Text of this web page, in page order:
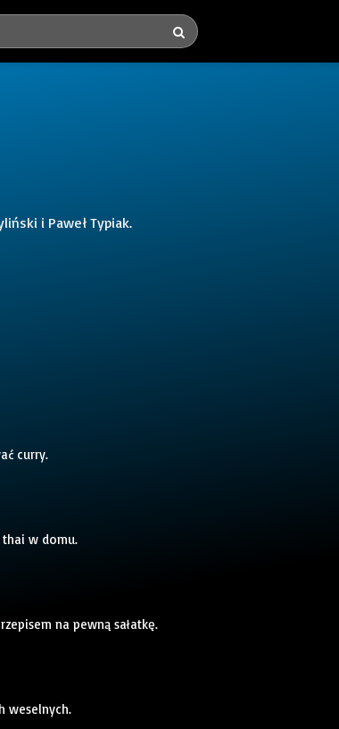
i Paweł Typiak.
curry.
thai w domu.
na pewną sałatkę.
weselnych.